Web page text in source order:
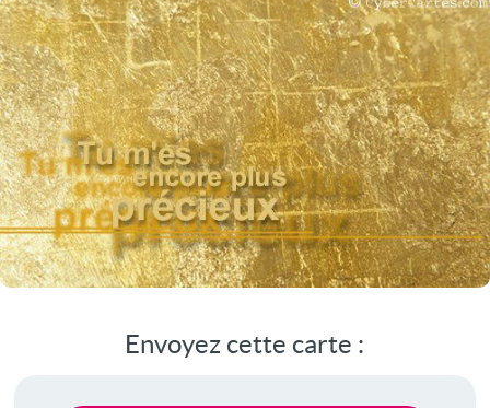
Envoyez cette carte :